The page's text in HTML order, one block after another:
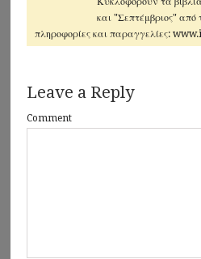
και "Σεπτέμβριος" από
πληροφορίες και παραγγελίες:
Leave a Reply
Comment